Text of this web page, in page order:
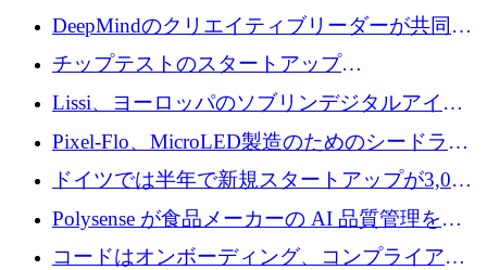
がプレシードで 220 万ドルを調達
DeepMindのクリエイティブリーダーが共同設
立したAIライティングのスタートアップが
チップテストのスタートアップ
QuantumDiamondsが株式資金で1,500万ユーロ
を調達
Lissi、ヨーロッパのソブリンデジタルアイデ
ンティティの未来を推進するために350万ユー
ロを調達
Pixel-Flo、MicroLED製造のためのシードラウ
ンドで525万ポンドを獲得
ドイツでは半年で新規スタートアップが3,000
社という記録を目の当たりにし、涙を流すハ
ンブルク
Polysense が食品メーカーの AI 品質管理を拡
張するために 1,070 万ドルを調達
コードはオンボーディング、コンプライアン